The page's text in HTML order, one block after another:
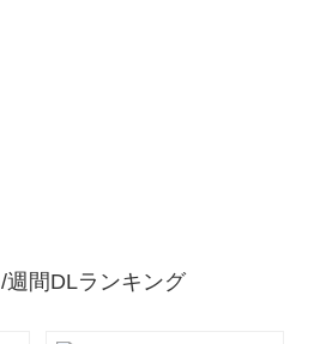
/週間DLランキング